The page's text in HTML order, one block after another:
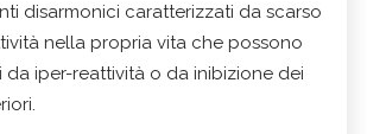
disarmonici caratterizzati da scarso
nella propria vita che possono
da iper-reattività o da inibizione dei